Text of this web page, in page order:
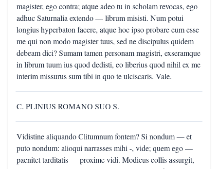
magister, ego contra; atque adeo tu in scholam revocas, ego
adhuc Saturnalia extendo — librum misisti. Num potui
longius hyperbaton facere, atque hoc ipso probare eum esse
me qui non modo magister tuus, sed ne discipulus quidem
debeam dici? Sumam tamen personam magistri, exseramque
in librum tuum ius quod dedisti, eo liberius quod nihil ex me
interim missurus sum tibi in quo te ulciscaris. Vale.
C. PLINIUS ROMANO SUO S.
Vidistine aliquando Clitumnum fontem? Si nondum — et
puto nondum: alioqui narrasses mihi -, vide; quem ego —
paenitet tarditatis — proxime vidi. Modicus collis assurgit,